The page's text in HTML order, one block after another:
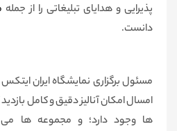
پذیرایی و هدایای تبلیغاتی را از جمله
دانست.
مسئول برگزاری نمایشگاه ایران
امسال امکان آنالیز دقیق و کامل
ها وجود دارد؛ و مجموعه ها می